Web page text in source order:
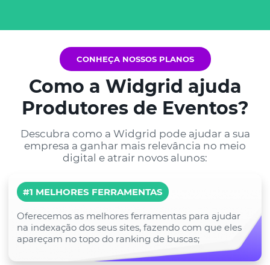
CONHEÇA NOSSOS PLANOS
Como a Widgrid ajuda
Produtores de Eventos?
Descubra como a Widgrid pode ajudar a sua
empresa a ganhar mais relevância no meio
digital e atrair novos alunos:
#1 MELHORES FERRAMENTAS
Oferecemos as melhores ferramentas para ajudar
na indexação dos seus sites, fazendo com que eles
apareçam no topo do ranking de buscas;